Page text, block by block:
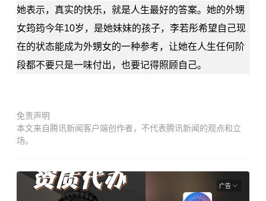
她表示，真实的快乐，就是人生最好的答案。她的外甥
女筠筠今年10岁，是她妹妹的孩子，李若彤希望自己现
在的状态能成为外甥女的一种参考，让她在人生任何阶
段都不要只是一味付出，也要记得照顾自己。
免责声明
本文来自腾讯新闻客户端创作者，不代表腾讯新闻的观点和立
场。
广告